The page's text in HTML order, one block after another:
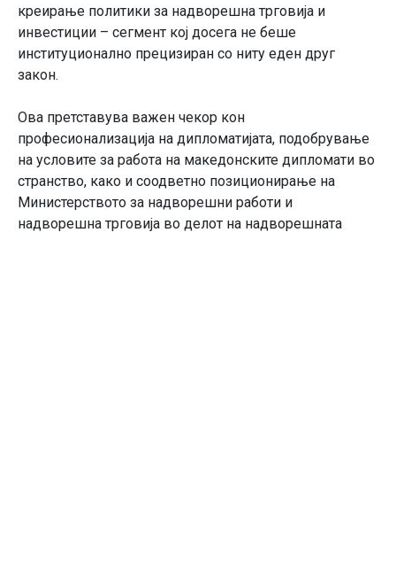
креирање политики за надворешна трговија и
инвестиции – сегмент кој досега не беше
институционално прецизиран со ниту еден друг
закон.
Ова претставува важен чекор кон
професионализација на дипломатијата, подобрување
на условите за работа на македонските дипломати во
странство, како и соодветно позиционирање на
Министерството за надворешни работи и
надворешна трговија во делот на надворешната